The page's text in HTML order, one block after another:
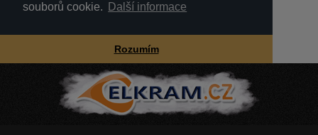
souborů cookie.
Další informace
Rozumím